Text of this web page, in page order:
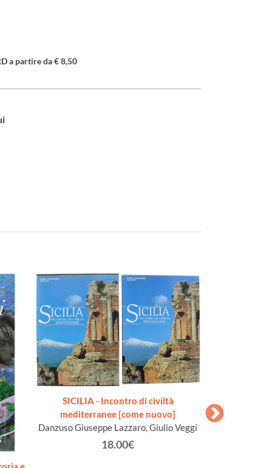
a partire da € 8,50
SICILIA - Incontro di civiltà
mediterranee [come nuovo]
Danzuso Giuseppe Lazzaro, Giulio Veggi
18.00€